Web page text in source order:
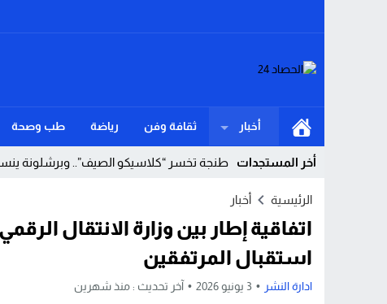
أخبار ثقافة وفن رياضة طب وصحة
أخر المستجدات طنجة تخسر “كلاسيكو الصيف”.. وبرشلونة
Previous
Next
الرئيسية أخبار
اتفاقية إطار بين وزارة الانتقال
استقبال المرتفقين
ادارة النشر 3 يونيو 2026 آخر تحديث : منذ شهرين